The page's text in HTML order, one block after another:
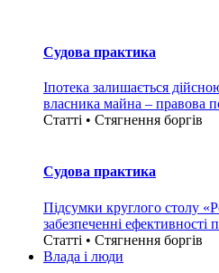
Судова практика
Іпотека залишається
власника майна – правова
Статті • Стягнення боргiв
Судова практика
Підсумки круглого столу
забезпеченні ефективності
Статті • Стягнення боргiв
Влада i люди